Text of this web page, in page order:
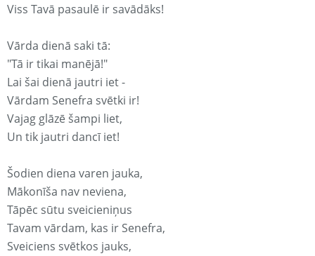
Viss Tavā pasaulē ir savādāks!
Vārda dienā saki tā:
"Tā ir tikai manējā!"
Lai šai dienā jautri iet -
Vārdam Senefra svētki ir!
Vajag glāzē šampi liet,
Un tik jautri dancī iet!
Šodien diena varen jauka,
Mākonīša nav neviena,
Tāpēc sūtu sveicieniņus
Tavam vārdam, kas ir Senefra,
Sveiciens svētkos jauks,